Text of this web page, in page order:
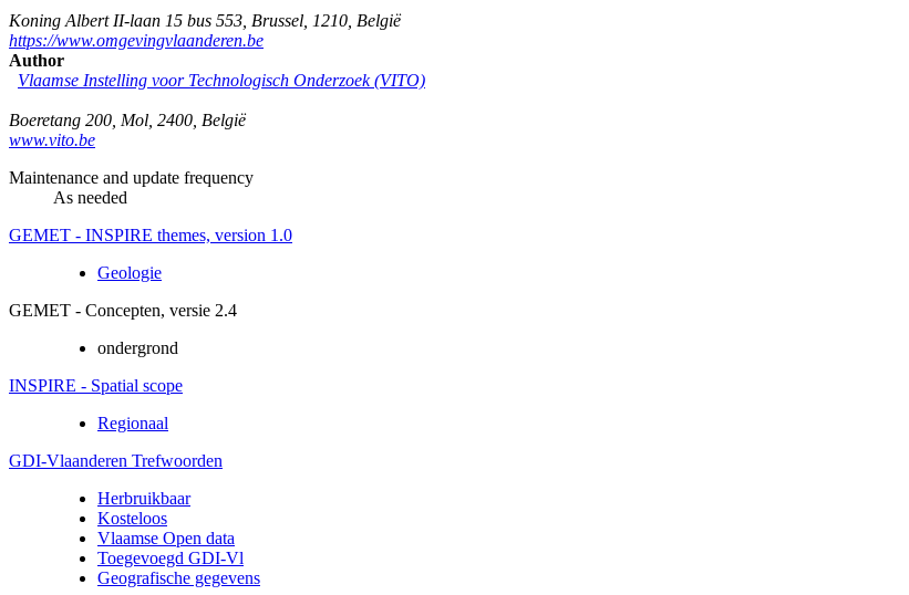
Koning Albert II-laan 15 bus 553 Brussel 1210 België
https://www.omgevingvlaanderen.be
Author
Vlaamse Instelling voor Technologisch Onderzoek (VITO)
Boeretang 200 Mol 2400 België
www.vito.be
Maintenance and update frequency
As needed
GEMET - INSPIRE themes, version 1.0
Geologie
GEMET - Concepten, versie 2.4
ondergrond
INSPIRE - Spatial scope
Regionaal
GDI-Vlaanderen Trefwoorden
Herbruikbaar
Kosteloos
Vlaamse Open data
Toegevoegd GDI-Vl
Geografische gegevens